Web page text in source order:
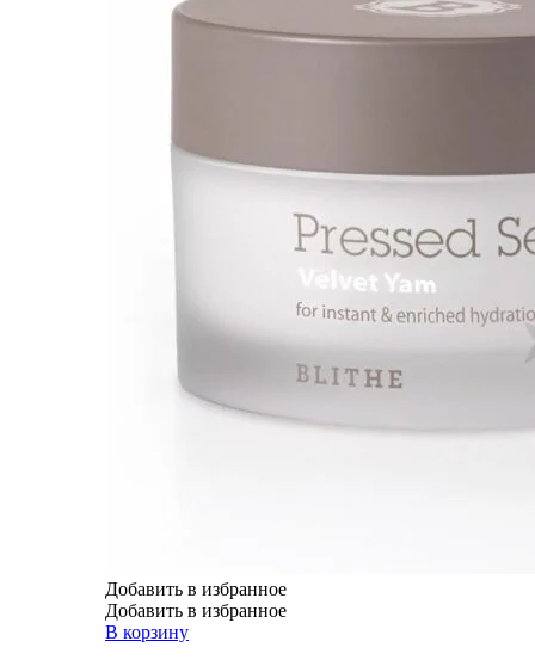
Добавить в избранное
Добавить в избранное
В корзину